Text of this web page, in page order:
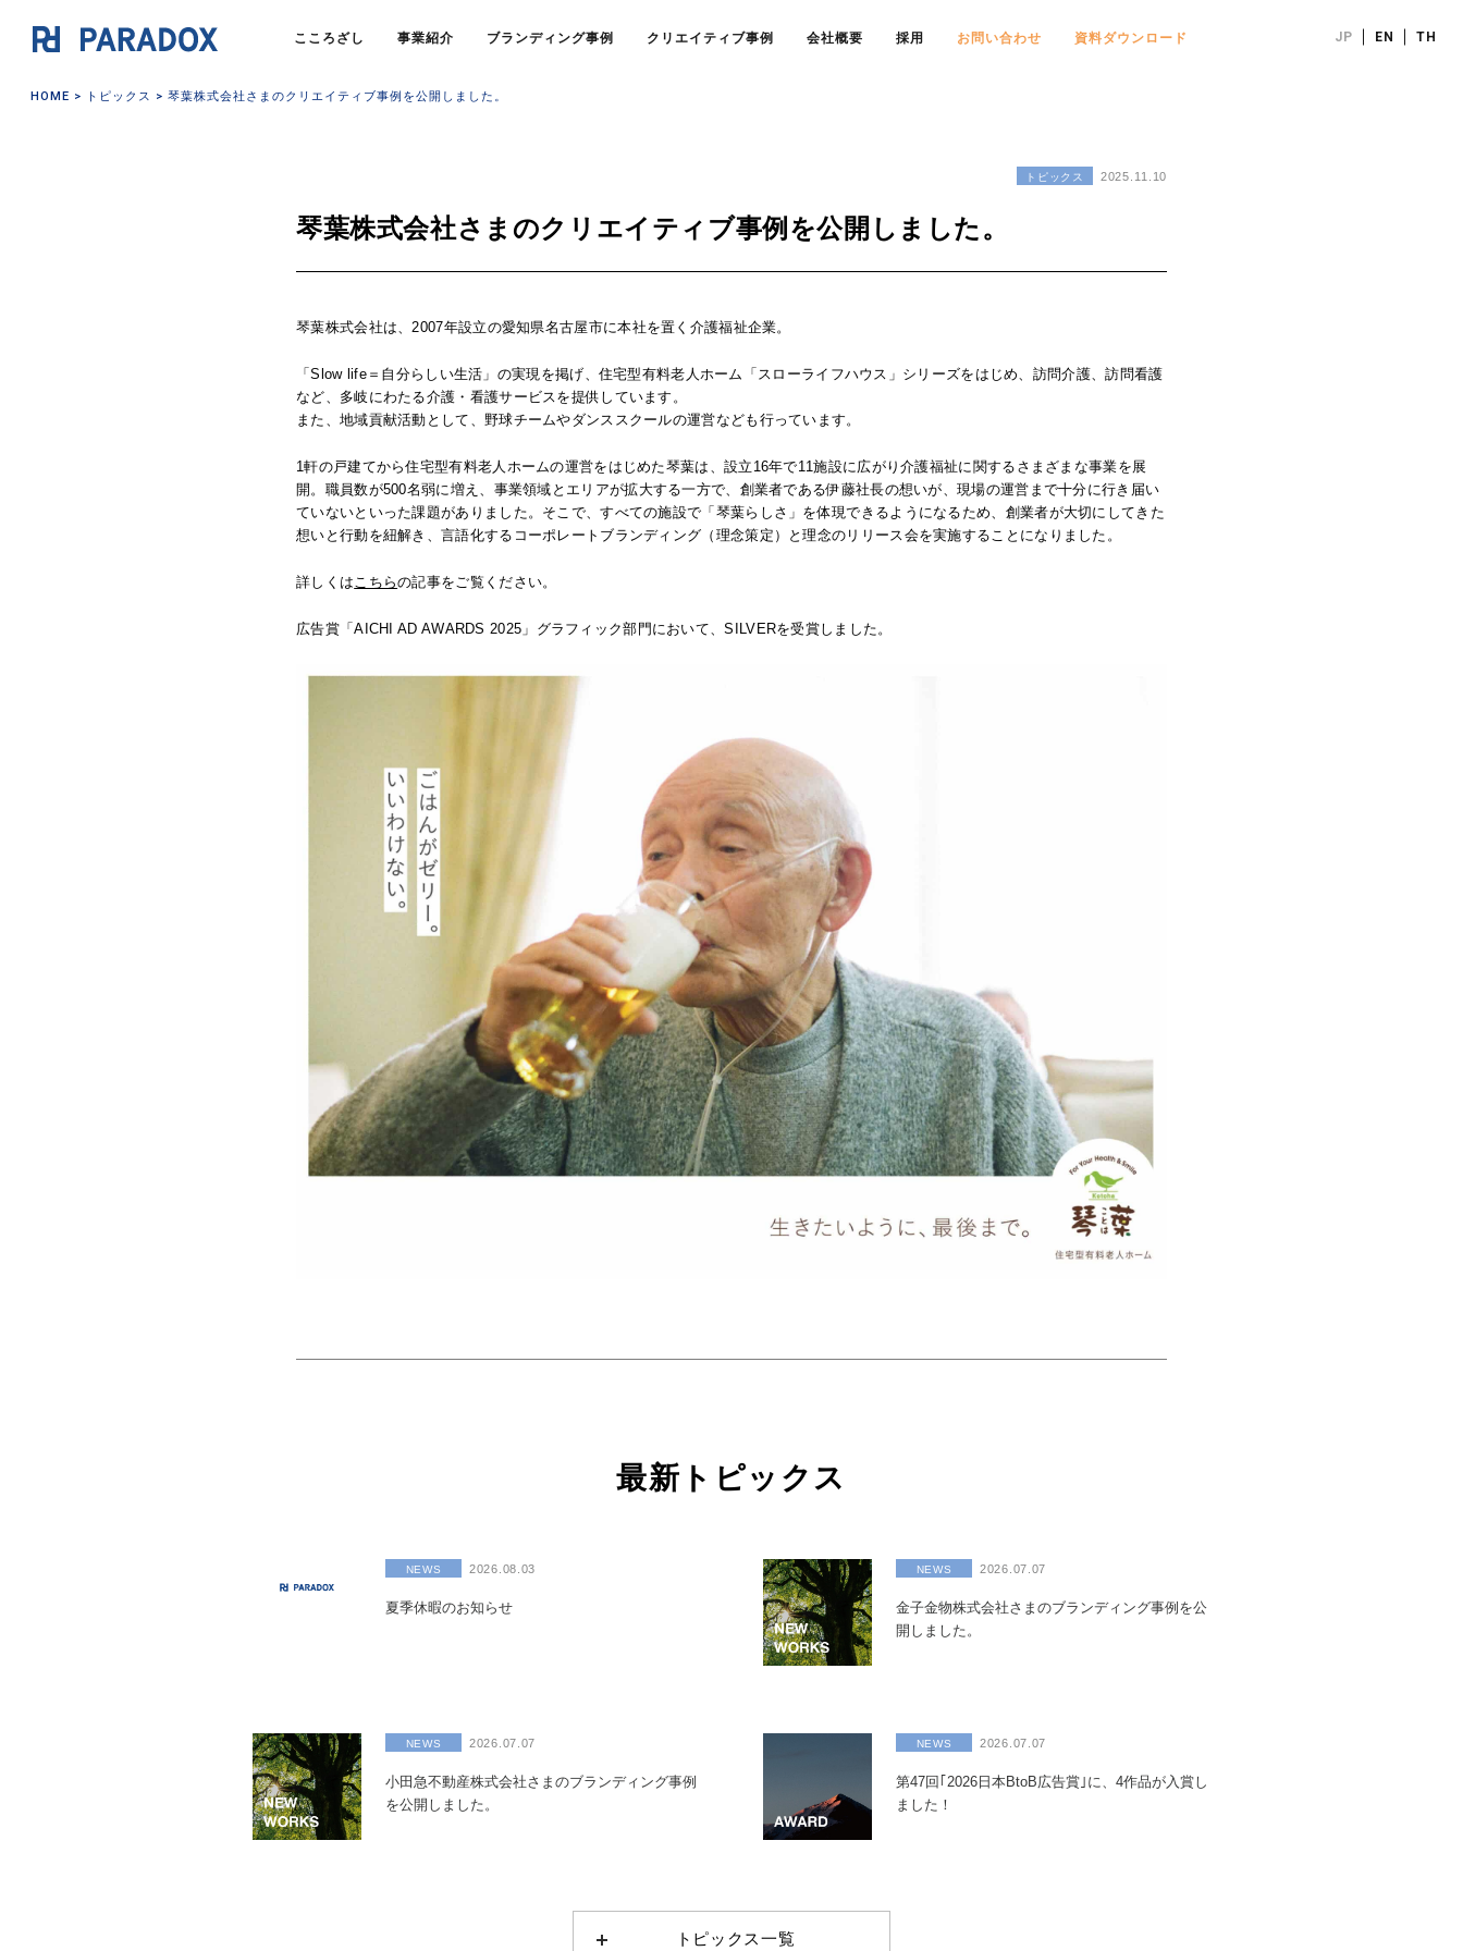
JP EN TH
こころざし 事業紹介 ブランディング事例 クリエイティブ事例 会社概要 採用 お問い合わせ 資料ダウンロード
HOME > トピックス > 琴葉株式会社さまのクリエイティブ事例を公開しました。
トピックス 2025.11.10
琴葉株式会社さまのクリエイティブ事例を公開しました。
琴葉株式会社は、2007年設立の愛知県名古屋市に本社を置く介護福祉企業。
「Slow life＝自分らしい生活」の実現を掲げ、住宅型有料老人ホーム「スローライフハウス」シリーズをはじめ、訪問介護、訪問看護
など、多岐にわたる介護・看護サービスを提供しています。
また、地域貢献活動として、野球チームやダンススクールの運営なども行っています。
1軒の戸建てから住宅型有料老人ホームの運営をはじめた琴葉は、設立16年で11施設に広がり介護福祉に関するさまざまな事業を展
開。職員数が500名弱に増え、事業領域とエリアが拡大する一方で、創業者である伊藤社長の想いが、現場の運営まで十分に行き届い
ていないといった課題がありました。そこで、すべての施設で「琴葉らしさ」を体現できるようになるため、創業者が大切にしてきた
想いと行動を紐解き、言語化するコーポレートブランディング（理念策定）と理念のリリース会を実施することになりました。
詳しくはこちらの記事をご覧ください。
広告賞「AICHI AD AWARDS 2025」グラフィック部門において、SILVERを受賞しました。
最新トピックス
NEWS 2026.08.03
夏季休暇のお知らせ
NEWS 2026.07.07
金子金物株式会社さまのブランディング事例を公
開しました。
NEWS 2026.07.07
小田急不動産株式会社さまのブランディング事例
を公開しました。
NEWS 2026.07.07
第47回｢2026日本BtoB広告賞｣に、4作品が入賞し
ました！
トピックス一覧